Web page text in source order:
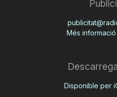
Més
Disponible per